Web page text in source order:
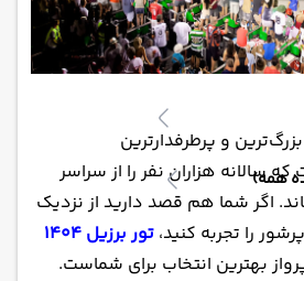
همه)
و پرطرفدارترین
سالانه هزاران نفر را از سراسر
اگر شما هم قصد دارید از نزدیک
را تجربه کنید، تور برزیل 1404
بهترین انتخاب برای شماست.